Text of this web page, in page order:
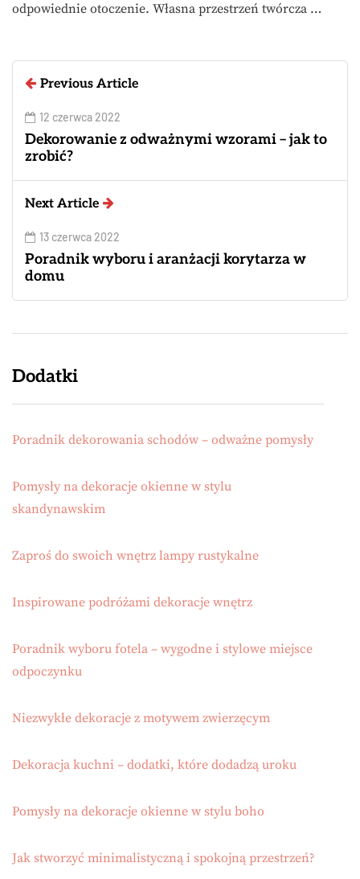
odpowiednie otoczenie. Własna przestrzeń twórcza …
Previous Article
12 czerwca 2022
Dekorowanie z odważnymi wzorami – jak to
zrobić?
Next Article
13 czerwca 2022
Poradnik wyboru i aranżacji korytarza w
domu
Dodatki
Poradnik dekorowania schodów – odważne pomysły
Pomysły na dekoracje okienne w stylu
skandynawskim
Zaproś do swoich wnętrz lampy rustykalne
Inspirowane podróżami dekoracje wnętrz
Poradnik wyboru fotela – wygodne i stylowe miejsce
odpoczynku
Niezwykłe dekoracje z motywem zwierzęcym
Dekoracja kuchni – dodatki, które dodadzą uroku
Pomysły na dekoracje okienne w stylu boho
Jak stworzyć minimalistyczną i spokojną przestrzeń?